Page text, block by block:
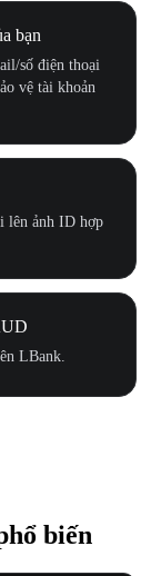
bạn
số điện thoại
vệ tài khoản
lên ảnh ID hợp
LBank.
biến